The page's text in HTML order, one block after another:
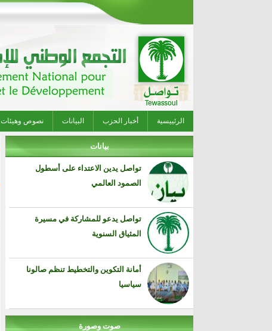
الرئييسية أخبار الحزب البيانات نصوص وهيئات
بيانات
تواصل يدين الاعتداء على أسطول
الصمود العالمي
تواصل يدعو للمشاركة في مسيرة
المثياق السنوية
أمانة التكوين والتخطيط تنظم صالونا
سياسيا
صوت وصورة